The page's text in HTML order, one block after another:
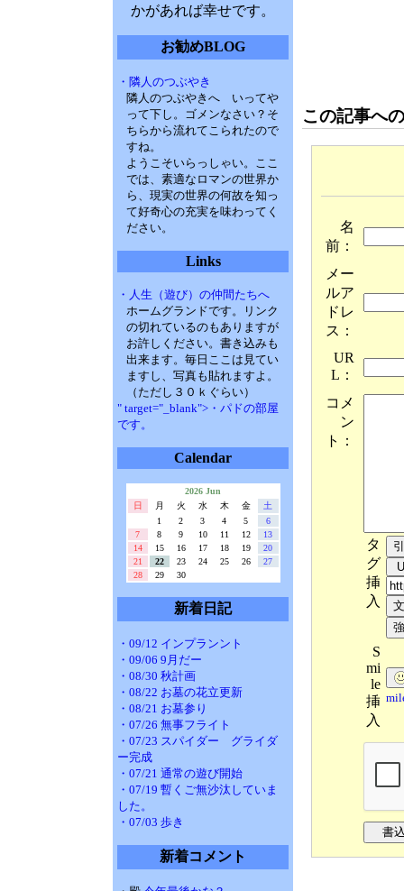
かがあれば幸せです。
お勧めBLOG
・隣人のつぶやき
隣人のつぶやきへ いってや
って下し。ゴメンなさい？そ
ちらから流れてこられたので
すね。
ようこそいらっしゃい。ここ
では、素適なロマンの世界か
ら、現実の世界の何故を知っ
て好奇心の充実を味わってく
ださい。
Links
・人生（遊び）の仲間たちへ
ホームグランドです。リンク
の切れているのもありますが
お許しください。書き込みも
出来ます。毎日ここは見てい
ますし、写真も貼れますよ。
（ただし３０ｋぐらい）
" target="_blank">・パドの部屋
です。
Calendar
2026 Jun
日
月 火 水 木 金
土
1
2 3 4 5
6
7
8 9 10 11 12
13
14
15 16 17 18 19
20
21
22 23 24 25 26
27
28
29 30
新着日記
・09/12 インプランント
・09/06 9月だー
・08/30 秋計画
・08/22 お墓の花立更新
・08/21 お墓参り
・07/26 無事フライト
・07/23 スパイダー グライダ
ー完成
・07/21 通常の遊び開始
・07/19 暫くご無沙汰していま
した。
・07/03 歩き
新着コメント
この記事へ
名
前：
メー
ルア
ドレ
ス：
UR
L：
コメ
ン
ト：
タ
グ
挿
入
S
mi
le
挿
入